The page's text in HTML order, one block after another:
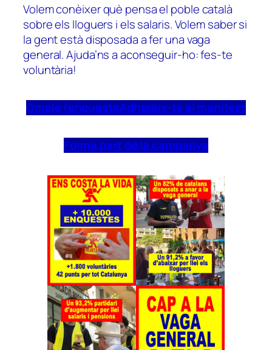
Volem conèixer què pensa el poble català
sobre els lloguers i els salaris. Volem saber si
la gent està disposada a fer una vaga
general. Ajuda’ns a aconseguir-ho: fes-te
voluntària!
Omple l’enquestaAdhereix-te al manifest
Forma part de la campanya